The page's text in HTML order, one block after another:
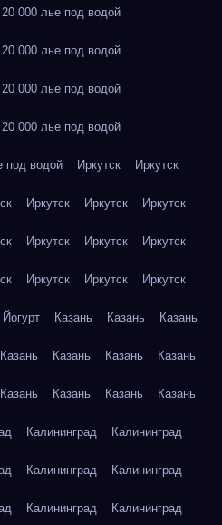
000 лье под водой
000 лье под водой
000 лье под водой
000 лье под водой
водой Иркутск Иркутск
Иркутск Иркутск Иркутск
Иркутск Иркутск Иркутск
Иркутск Иркутск Иркутск
Йогурт Казань Казань Казань
Казань Казань Казань Казань
Казань Казань Казань Казань
Калининград Калининград
Калининград Калининград
Калининград Калининград